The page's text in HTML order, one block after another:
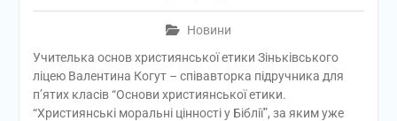
Новини
Учителька основ християнської етики Зіньківського
ліцею Валентина Когут – співавторка підручника для
п’ятих класів “Основи християнської етики.
“Християнські моральні цінності у Біблії”, за яким уже